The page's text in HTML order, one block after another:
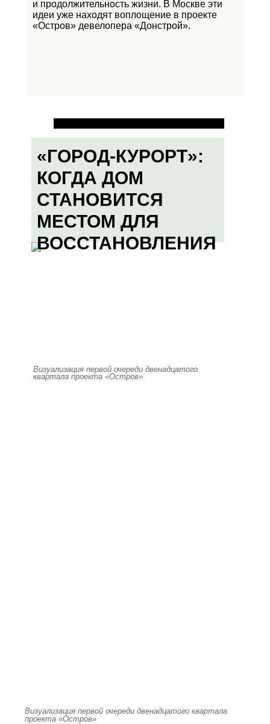
и продолжительность жизни. В Москве эти
идеи уже находят воплощение в проекте
«Остров» девелопера «Донстрой».
«ГОРОД-КУРОРТ»:
КОГДА ДОМ
СТАНОВИТСЯ
МЕСТОМ ДЛЯ
ВОССТАНОВЛЕНИЯ
Визуализация первой очереди двенадцатого
квартала проекта «Остров»
Визуализация первой очереди двенадцатого квартала
проекта «Остров»